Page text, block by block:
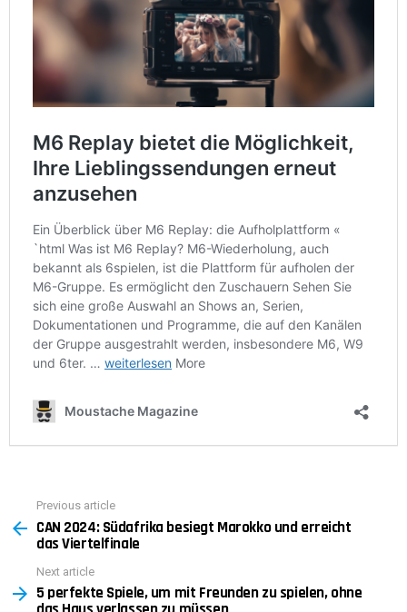
more
Previous article
CAN 2024: Südafrika besiegt Marokko und erreicht
das Viertelfinale
Next article
5 perfekte Spiele, um mit Freunden zu spielen, ohne